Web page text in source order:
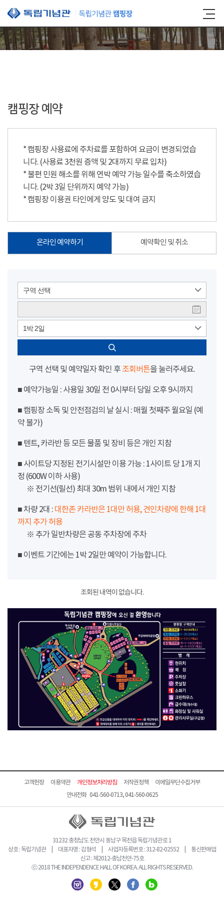
본문 바로가기
캠핑장 예약
* 캠핑장 사용료에 주차료를 포함하여 요금이 변경되었습
니다. (사용료 3천원 증액 및 2대까지 무료 입차)
* 불편 민원 해소를 위해 연박 예약 가능 일수를 축소하였습
니다. (2박 3일 단위까지 예약 가능)
* 캠핑장 이용권 타인에게 양도 및 대여 금지
온라인 예약하기 예약확인 및 취소
구역 선택
1박 2일
구역 선택 및 예약일자 확인 후 조회버튼을 눌러주세요.
■ 예약가능일 : 사용일 30일 전 0시부터 당일 오후 9시까지
■ 캠핑장 소독 및 안전점검의 날 실시 : 매월 첫째주 월요일 (예
약 불가)
■ 텐트, 카라반 등 모든 물품 및 장비 등은 개인 지참
■ 사이트당 지정된 전기시설만 이용 가능 : 1사이트 당 1개 지
정 (600W 이하 사용)
※ 전기선(릴선) 최대 30m 범위 내에서 개인 지참
■ 차량 2대 : 대한존 카라반은 1대만 허용, 견인차량에 한해 1대
까지 추가 허용
※ 추가 일반차량은 공동 주차장에 주차
■ 이벤트 기간에는 1박 2일만 예약이 가능합니다.
조회된 내역이 없습니다.
고객헌장 이용약관 개인정보처리방침 저작권정책
이메일무단수집거부
안내전화 041-560-0713, 041-560-0625
31232 충청남도 천안시 동남구 목천읍 독립기념관로 1
상호 : 독립기념관 | 대표자명 : 김형석 | 사업자등록번호 : 312-82-02552 | 통신판매업
신고 : 제2012-충남천안-75호
ⓒ 2018 THE INDEPENDENCE HALL OF KOREA. ALL RIGHTS RESERVED.